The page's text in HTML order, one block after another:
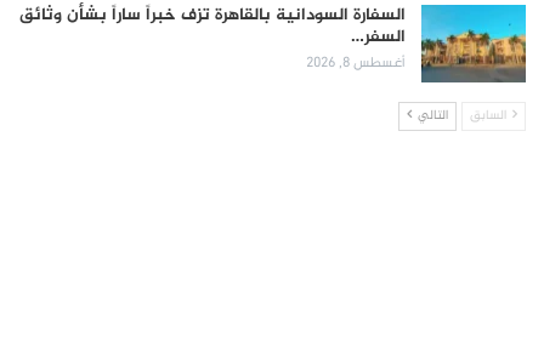
السفارة السودانية بالقاهرة تزف خبراً ساراً بشأن وثائق
السفر…
أغسطس 8, 2026
السابق التالي